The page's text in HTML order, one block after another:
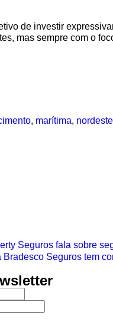
de investir
mas sempre com o
, marítima, nordeste
Seguros fala sobre
Seguros tem